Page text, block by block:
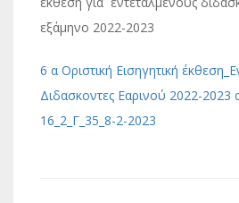
εξάμηνο 2022-2023
6 α Οριστική Εισηγητική
Διδασκοντες Εαρινού 2022-2023
16_2_Γ_35_8-2-2023